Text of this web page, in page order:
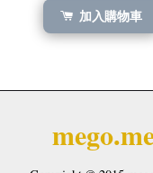
加入購物車